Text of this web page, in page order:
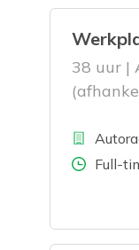
38 uur |
Bedrijf
Aantal uren
Full-